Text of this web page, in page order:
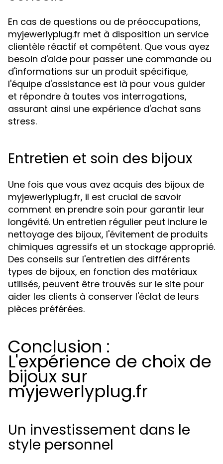
En cas de questions ou de préoccupations,
myjewerlyplug.fr met à disposition un service
clientèle réactif et compétent. Que vous ayez
besoin d'aide pour passer une commande ou
d'informations sur un produit spécifique,
l'équipe d'assistance est là pour vous guider
et répondre à toutes vos interrogations,
assurant ainsi une expérience d'achat sans
stress.
Entretien et soin des bijoux
Une fois que vous avez acquis des bijoux de
myjewerlyplug.fr, il est crucial de savoir
comment en prendre soin pour garantir leur
longévité. Un entretien régulier peut inclure le
nettoyage des bijoux, l'évitement de produits
chimiques agressifs et un stockage approprié.
Des conseils sur l'entretien des différents
types de bijoux, en fonction des matériaux
utilisés, peuvent être trouvés sur le site pour
aider les clients à conserver l'éclat de leurs
pièces préférées.
Conclusion :
L'expérience de choix de
bijoux sur
myjewerlyplug.fr
Un investissement dans le
style personnel